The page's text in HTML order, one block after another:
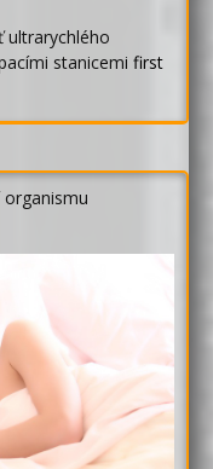
ultrarychlého
stanicemi first